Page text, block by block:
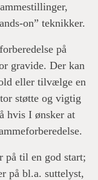
on” teknikker.
på
gravide. Der kan
eller tilvælge en
støtte og vigtig
hvis I ønsker at
på til en god start;
på bl.a. suttelyst,